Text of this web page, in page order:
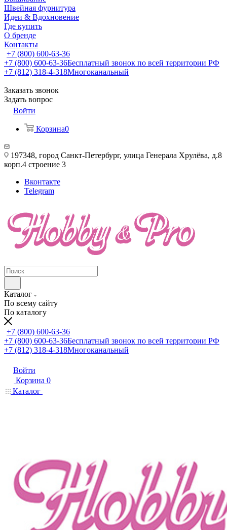
Швейная фурнитура
Идеи & Вдохновение
Где купить
О бренде
Контакты
+7 (800) 600-63-36
+7 (800) 600-63-36Бесплатный звонок по всей территории РФ
+7 (812) 318-4-318Многоканальный
Заказать звонок
Задать вопрос
Войти
Корзина0
197348, город Санкт-Петербург, улица Генерала Хрулёва, д.8
корп.4 строение 3
Вконтакте
Telegram
Каталог
По всему сайту
По каталогу
+7 (800) 600-63-36
+7 (800) 600-63-36Бесплатный звонок по всей территории РФ
+7 (812) 318-4-318Многоканальный
Войти
Корзина 0
Каталог